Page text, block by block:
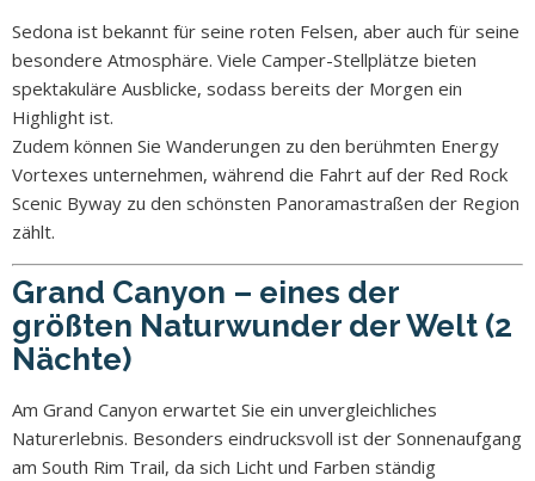
Sedona ist bekannt für seine roten Felsen, aber auch für seine
besondere Atmosphäre. Viele Camper-Stellplätze bieten
spektakuläre Ausblicke, sodass bereits der Morgen ein
Highlight ist.
Zudem können Sie Wanderungen zu den berühmten Energy
Vortexes unternehmen, während die Fahrt auf der Red Rock
Scenic Byway zu den schönsten Panoramastraßen der Region
zählt.
Grand Canyon – eines der
größten Naturwunder der Welt (2
Nächte)
Am Grand Canyon erwartet Sie ein unvergleichliches
Naturerlebnis. Besonders eindrucksvoll ist der Sonnenaufgang
am South Rim Trail, da sich Licht und Farben ständig